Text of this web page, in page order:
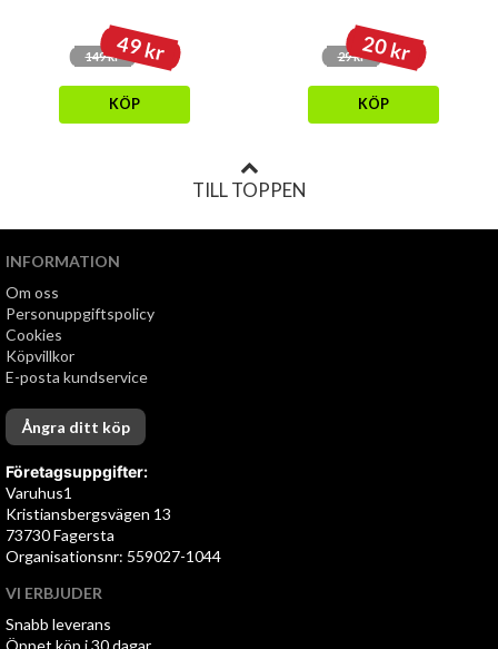
149 kr49 kr
KÖP
29 kr20 kr
KÖP
TILL TOPPEN
INFORMATION
Om oss
Personuppgiftspolicy
Cookies
Köpvillkor
E-posta kundservice
Ångra ditt köp
Företagsuppgifter:
Varuhus1
Kristiansbergsvägen 13
73730 Fagersta
Organisationsnr: 559027-1044
VI ERBJUDER
Snabb leverans
Öppet köp i 30 dagar